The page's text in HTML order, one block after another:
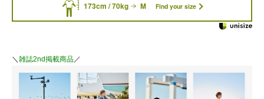
173cm / 70kg M Find your size
＼ 雑誌2nd掲載商品／